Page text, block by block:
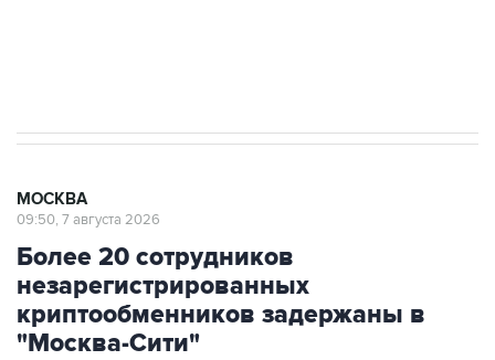
МОСКВА
09:50, 7 августа 2026
Более 20 сотрудников
незарегистрированных
криптообменников задержаны в
"Москва-Сити"